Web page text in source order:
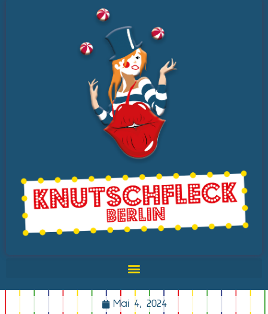
Mai 4, 2024